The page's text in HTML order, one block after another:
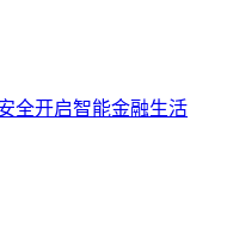
全开启智能金融生活